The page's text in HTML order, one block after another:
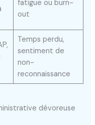
fatigue ou burn-
out
Temps perdu,
sentiment de
non-
reconnaissance
dévoreuse